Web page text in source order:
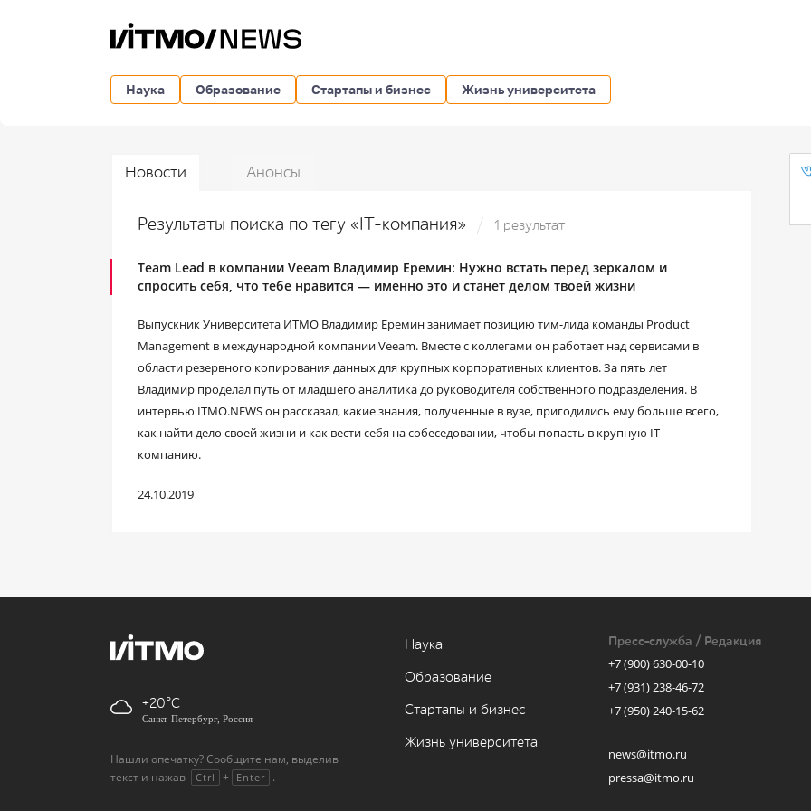
Наука Образование Стартапы и бизнес Жизнь университета
Новости Анонсы
Результаты поиска по тегу «IT-компания» 1 результат
Team Lead в компании Veeam Владимир Еремин: Нужно встать перед зеркалом и
спросить себя, что тебе нравится — именно это и станет делом твоей жизни
Выпускник Университета ИТМО Владимир Еремин занимает позицию тим-лида команды Product
Management в международной компании Veeam. Вместе с коллегами он работает над сервисами в
области резервного копирования данных для крупных корпоративных клиентов. За пять лет
Владимир проделал путь от младшего аналитика до руководителя собственного подразделения. В
интервью ITMO.NEWS он рассказал, какие знания, полученные в вузе, пригодились ему больше всего,
как найти дело своей жизни и как вести себя на собеседовании, чтобы попасть в крупную IT-
компанию.
24.10.2019
+20
Санкт-Петербург, Россия
Нашли опечатку? Сообщите нам, выделив
текст и нажав
Ctrl + Enter .
Наука
Образование
Стартапы и бизнес
Жизнь университета
Пресс-служба / Редакция
+7 (900) 630-00-10
+7 (931) 238-46-72
+7 (950) 240-15-62
news@itmo.ru
pressa@itmo.ru